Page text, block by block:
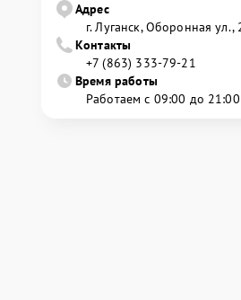
Адрес
г. Луганск, Оборонная ул.,
Контакты
+7 (863) 333-79-21
Время работы
Работаем с 09:00 до 21:00